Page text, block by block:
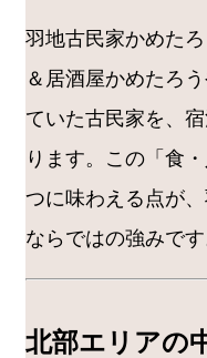
羽地古民家かめた
＆居酒屋かめたろ
ていた古民家を、
ります。この「食
つに味わえる点が
ならではの強みです
北部エリアの